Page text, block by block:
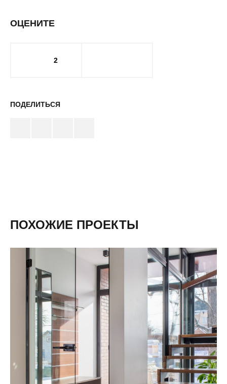
ОЦЕНИТЕ
2
ПОДЕЛИТЬСЯ
ПОХОЖИЕ ПРОЕКТЫ